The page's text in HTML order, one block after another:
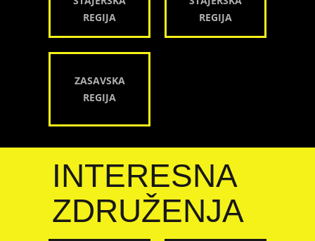
REGIJA
REGIJA
ZASAVSKA
REGIJA
INTERESNA
ZDRUŽENJA